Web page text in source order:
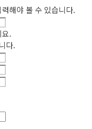
해야 볼 수 있습니다.
.
다.